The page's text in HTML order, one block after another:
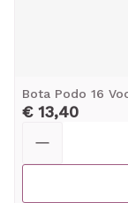
Bota Podo 16
€ 13,40